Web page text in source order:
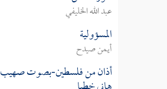
عبد الله الخليفي
المسؤولية
أيمن صيدح
أذان من فلسطين-بصوت صهيب